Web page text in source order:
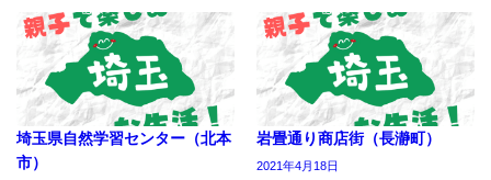
埼玉県自然学習センター（北本
市）
岩畳通り商店街（長瀞町）
2021年4月18日